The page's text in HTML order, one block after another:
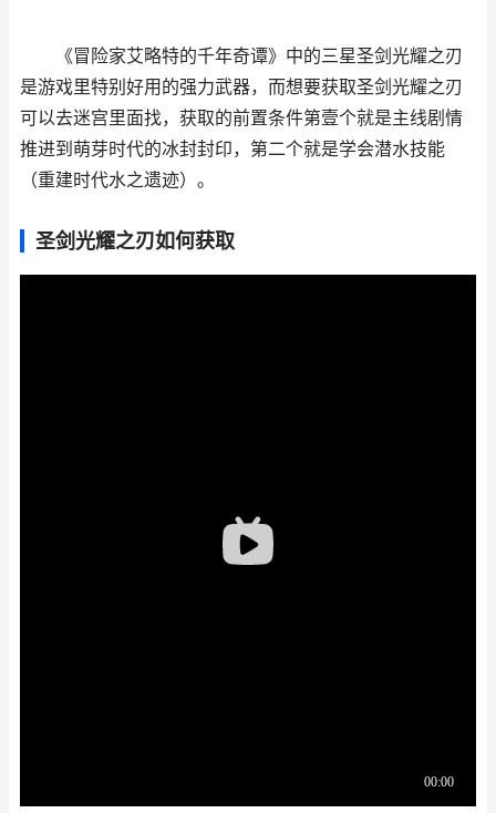
《冒险家艾略特的千年奇谭》中的三星圣剑光耀之刃
是游戏里特别好用的强力武器，而想要获取圣剑光耀之刃
可以去迷宫里面找，获取的前置条件第壹个就是主线剧情
推进到萌芽时代的冰封封印，第二个就是学会潜水技能
（重建时代水之遗迹）。
圣剑光耀之刃如何获取